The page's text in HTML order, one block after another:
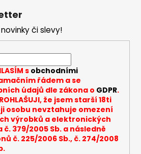
či slevy!
s obchodními
řádem a se
údajů dle zákona o GDPR.
že jsem starší 18ti
osobu nevztahuje omezení
výrobků a elektronických
379/2005 Sb. a následně
č. 225/2006 Sb., č. 274/2008